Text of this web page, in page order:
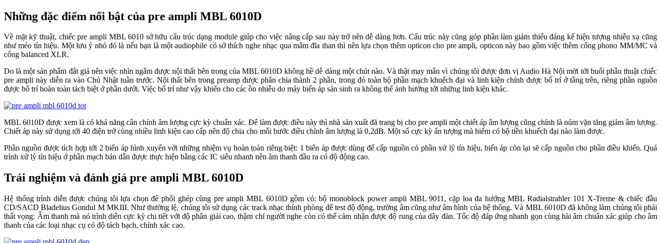
Những đặc điểm nổi bật của pre ampli MBL 6010D
Về mặt kỹ thuật, chiếc pre ampli MBL 6010 sở hữu cấu trúc dạng module giúp cho việc nâng cấp sau này trở nên dễ dàng hơn. Cấu trúc này cũng góp phần làm giảm thiểu đáng kể hiện tượng nhiễu xạ cũng
như méo tín hiệu. Một lưu ý nhỏ đó là nếu bạn là một audiophile có sở thích nghe nhạc qua mâm đĩa than thì nên lựa chọn thêm opticon cho pre ampli, opticon này bao gồm việc thêm cổng phono MM/MC và
cổng balanced XLR.
Do là một sản phẩm đắt giá nên việc nhìn ngắm được nội thất bên trong của MBL 6010D không hề dễ dàng một chút nào. Và thật may mắn vì chúng tôi được đơn vị Audio Hà Nội mời tới buổi phẫu thuật chiếc
pre ampli này diễn ra vào Chủ Nhật tuần trước. Nội thất bên trong preamp được phân chia thành 2 phần, trong đó toàn bộ phần mạch khuếch đại và linh kiện chính được bố trí ở tầng trên, riêng phần nguồn
được bố trí hoàn toàn tách biệt ở phần dưới. Việc bố trí như vậy khiến cho các ồn nhiễu do máy biến áp sản sinh ra không thể ảnh hưởng tới những linh kiện khác.
MBL 6010D được xem là có khả năng cân chỉnh âm lượng cực kỳ chuẩn xác. Để làm được điều này thì nhà sản xuất đã trang bị cho pre ampli một chiết áp âm lượng cũng chính là núm vặn tăng giảm âm lượng.
Chiết áp này sử dụng tới 40 điện trở cùng nhiều linh kiện cao cấp nên độ chia cho mỗi bước điều chỉnh âm lượng là 0,2dB. Một số cực kỳ ấn tượng mà hiếm có bộ tiền khuếch đại nào làm được.
Phần nguồn được tích hợp tới 2 biến áp hình xuyến với những nhiệm vụ hoàn toàn riêng biệt: 1 biến áp được dùng để cấp nguồn có phần xử lý tín hiệu, biến áp còn lại sẽ cấp nguồn cho phần điều khiển. Quá
trình xử lý tín hiệu ở phần mạch bán dẫn được thực hiện bằng các IC siêu nhanh nên âm thanh đầu ra có độ động cao.
Trải nghiệm và đánh giá pre ampli MBL 6010D
Hệ thống trình diễn được chúng tôi lựa chọn để phối ghép cùng pre ampli MBL 6010D gồm có: bộ monoblock power ampli MBL 9011, cặp loa đa hướng MBL Radialstrahler 101 X-Treme & chiếc đầu
CD/SACD Bladelius Gondul M MKIII. Như thường lệ, chúng tôi sử dụng các track nhạc thính phòng để test độ động, trường âm cũng như âm hình của hệ thống. Và MBL 6010D đã không làm chúng tôi phải
thất vọng: Âm thanh mà nó trình diễn cực kỳ chi tiết với độ phân giải cao, thậm chí người nghe còn có thể cảm nhận được độ rung của dây đàn. Tốc độ đáp ứng nhanh gọn cùng hài âm chuẩn xác giúp cho âm
thanh của các loại nhạc cụ có độ tách bạch, chính xác cao.